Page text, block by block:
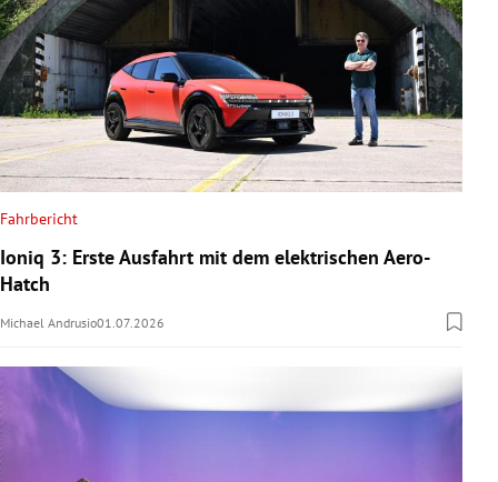
Fahrbericht
Ioniq 3: Erste Ausfahrt mit dem elektrischen Aero-
Hatch
Michael Andrusio01.07.2026